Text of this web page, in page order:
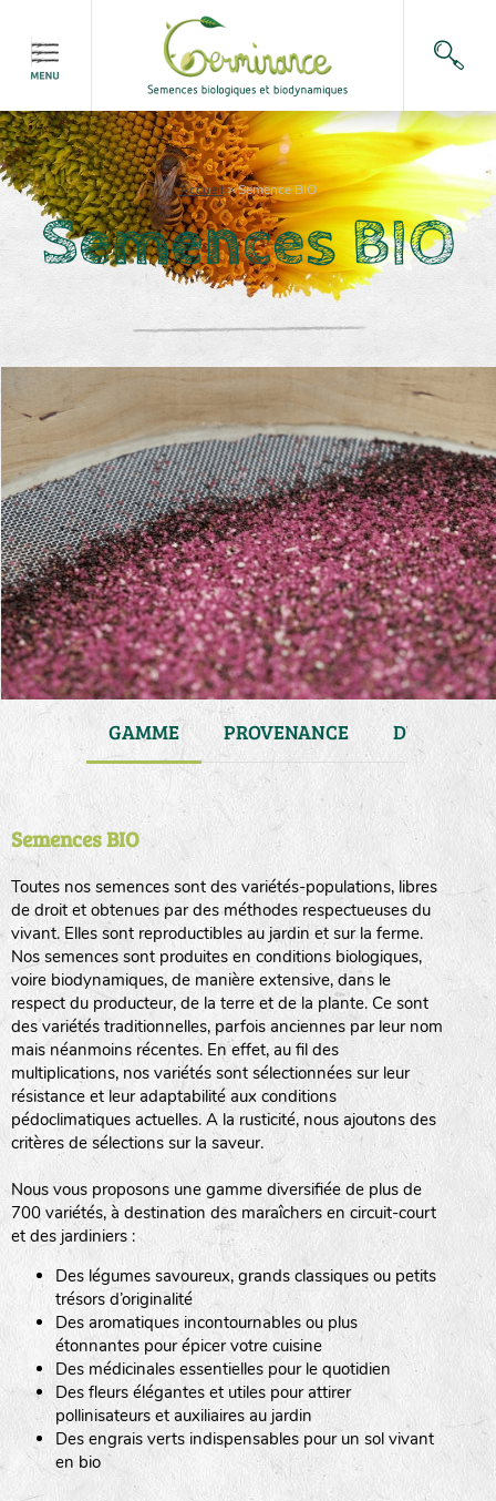
Accueil>Semence BIO
Semences BIO
GAMME PROVENANCE DURÉE DE
Semences BIO
Toutes nos semences sont des variétés-populations, libres
de droit et obtenues par des méthodes respectueuses du
vivant. Elles sont reproductibles au jardin et sur la ferme.
Nos semences sont produites en conditions biologiques,
voire biodynamiques, de manière extensive, dans le
respect du producteur, de la terre et de la plante. Ce sont
des variétés traditionnelles, parfois anciennes par leur nom
mais néanmoins récentes. En effet, au fil des
multiplications, nos variétés sont sélectionnées sur leur
résistance et leur adaptabilité aux conditions
pédoclimatiques actuelles. A la rusticité, nous ajoutons des
critères de sélections sur la saveur.
Nous vous proposons une gamme diversifiée de plus de
700 variétés, à destination des maraîchers en circuit-court
et des jardiniers :
Des légumes savoureux, grands classiques ou petits
trésors d’originalité
Des aromatiques incontournables ou plus
étonnantes pour épicer votre cuisine
Des médicinales essentielles pour le quotidien
Des fleurs élégantes et utiles pour attirer
pollinisateurs et auxiliaires au jardin
Des engrais verts indispensables pour un sol vivant
en bio
haies
zone sauvage
tas de compost
fleurs
animaux domestiques